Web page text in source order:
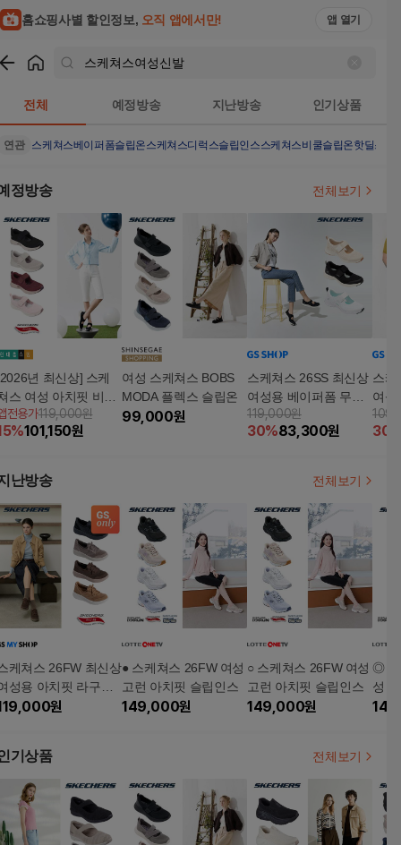
홈쇼핑사별 할인정보, 오직 앱에서만! 앱 열기
전체 예정방송 지난방송 인기상품
연관 스케쳐스베이퍼폼슬립온스케쳐스디럭스슬립인스스케쳐스비쿨슬립온핫딜스케
정방송 전체보기
년 최신상] 스케
스 여성 아치핏 비스
메리제인
전용가119,000원
%101,150원
여성 스케쳐스 BOBS
MODA 플렉스 슬립온
99,000원
스케쳐스 26SS 최신상
여성용 베이퍼폼 무브
베이퍼폼 메리제인
119,000원
30%83,300원
스케
여성
브리
킹화
30
난방송 전체보기
케쳐스 26FW 최신상
성용 아치핏 라구나
니커즈 원
● 스케쳐스 26FW 여성
고런 아치핏 슬립인스
149,000원
○ 스케쳐스 26FW 여성
고런 아치핏 슬립인스
149,000원
◎ 스
성
스
기상품 전체보기